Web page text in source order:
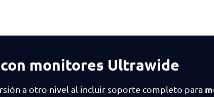
monitores Ultrawide
a otro nivel al incluir soporte completo para